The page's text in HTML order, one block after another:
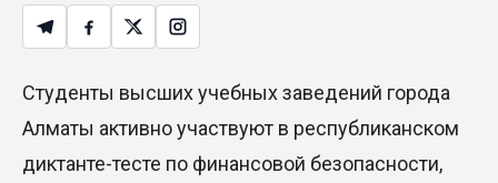
Студенты высших учебных заведений города
Алматы активно участвуют в республиканском
диктанте-тесте по финансовой безопасности,